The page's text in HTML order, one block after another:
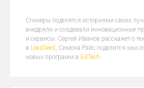
Спикеры поделятся историями своих
внедряли и создавали инновационные
и сервисы. Сергей Иванов расскажет о
в LeadSeed, Симона Райс поделится
новых программ в EdTech.